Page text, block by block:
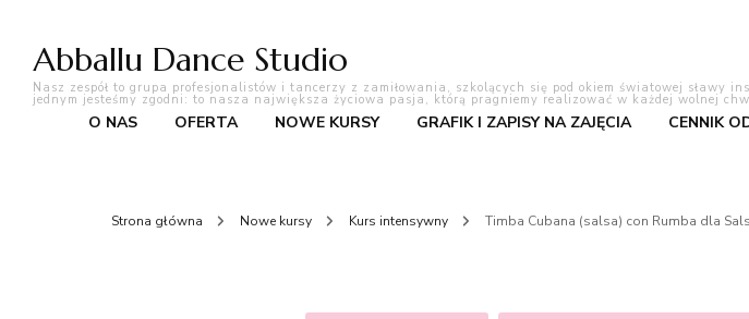
Abballu Dance Studio
Nasz zespół to grupa profesjonalistów i tancerzy z zamiłowania, szkolących się pod okiem światowej
jednym jesteśmy zgodni: to nasza największa życiowa pasja, którą pragniemy realizować w każdej wolnej
O NAS OFERTA NOWE KURSY GRAFIK I ZAPISY NA ZAJĘCIA CENNIK
Strona główna Nowe kursy Kurs intensywny Timba Cubana (salsa) con Rumba dla